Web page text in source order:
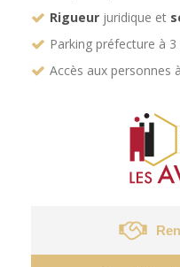
Rigueur juridique et
Parking préfecture à
Accès aux personnes